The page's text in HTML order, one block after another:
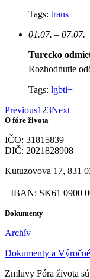
Tags: trans
01.07. – 07.07.
Turecko
Rozhodnutie
Tags: lgbti+
Previous1 23Next
O fóre života
IČO: 31815839
DIČ: 2021828908
Kutuzovova 17, 831
IBAN: SK61 0900
Dokumenty
Archív
Dokumenty a
Zmluvy Fóra života